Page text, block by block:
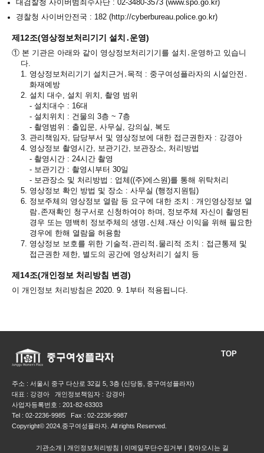
대검찰청 사이버범죄수사단 : 02-3480-3573 (www.spo.go.kr)
경찰청 사이버안전국 : 182 (http://cyberbureau.police.go.kr)
제12조(영상정보처리기기 설치․운영)
① 본 기관은 아래와 같이 영상정보처리기기를 설치․운영하고 있습니
다.
1. 영상정보처리기기 설치근거․목적 : 중구여성플라자의 시설안전․
화재예방
2. 설치 대수, 설치 위치, 촬영 범위
- 설치대수 : 16대
- 설치위치 : 건물의 3층 ~ 7층
- 촬영범위 : 출입문, 사무실, 강의실, 복도
3. 관리책임자, 담당부서 및 영상정보에 대한 접근권한자 : 강경아
4. 영상정보 촬영시간, 보관기간, 보관장소, 처리방법
- 촬영시간 : 24시간 촬영
- 보관기간 : 촬영시부터 30일
- 보관장소 및 처리방법 : 업체((주)에스원)를 통해 위탁처리
5. 영상정보 확인 방법 및 장소 : 사무실 (행정지원팀)
6. 정보주체의 영상정보 열람 등 요구에 대한 조치 : 개인영상정보 열
람․존재확인 청구서로 신청하여야 하며, 정보주체 자신이 촬영된
경우 또는 명백히 정보주체의 생명․신체․재산 이익을 위해 필요한
경우에 한해 열람을 허용함
7. 영상정보 보호를 위한 기술적․관리적․물리적 조치 : 접근통제 및
접근권한 제한, 별도의 공간에 영상처리기 설치 등
제14조(개인정보 처리방침 변경)
이 개인정보 처리방침은 2020. 9. 1부터 적용됩니다.
주소 : 서울시 중구 다산로 32길 5, 3층 (신당동, 중구여성플라자)
대표 : 강경아 개인정보책임자 : 강경아
사업자등록번호 : 201-82-63303
Tel : 02-2236-9985 Fax : 02-2236-9987
Copyright© 2024.중구여성플라자. All rights Reserved.
기관소개 개인정보처리방침 이메일무단수집거부 찾아오시는 길
TOP